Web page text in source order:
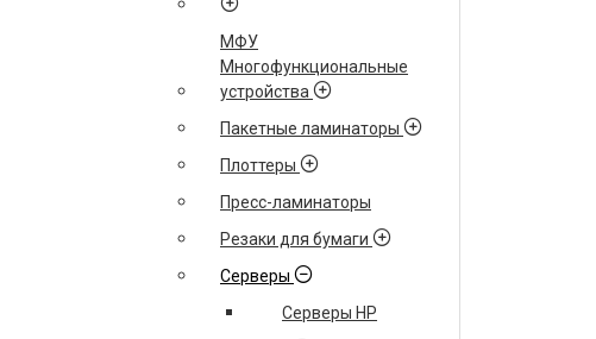
МФУ
Многофункциональные
устройства
Пакетные ламинаторы
Плоттеры
Пресс-ламинаторы
Резаки для бумаги
Серверы
Серверы HP